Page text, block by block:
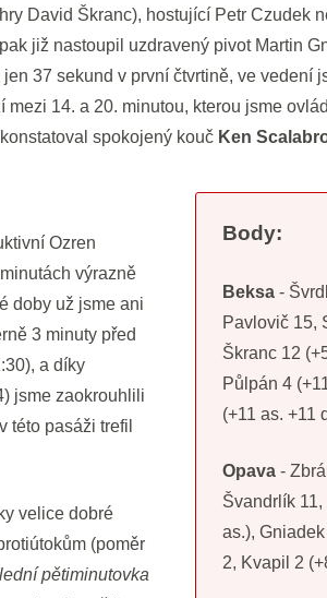
David Škranc), hostující Petr Czudek
již nastoupil uzdravený pivot Martin
37 sekund v první čtvrtině, ve vedení
14. a 20. minutou, kterou jsme
spokojený kouč Ken
Ozren
výrazně
doby už jsme ani
3 minuty před
a díky
jsme zaokrouhlili
této pasáži trefil
velice dobré
(poměr
pětiminutovka
Body:
Beksa -
Pavlovič 15,
Škranc 12
Půlpán 4
(+11 as. +11
Opava -
Švandrlík
as.),
2, Kvapil 2